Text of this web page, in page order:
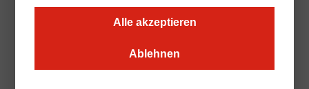
Alle akzeptieren
Ablehnen
Die Branche soll für Mitarbeiter attraktiver werden. Jetzt